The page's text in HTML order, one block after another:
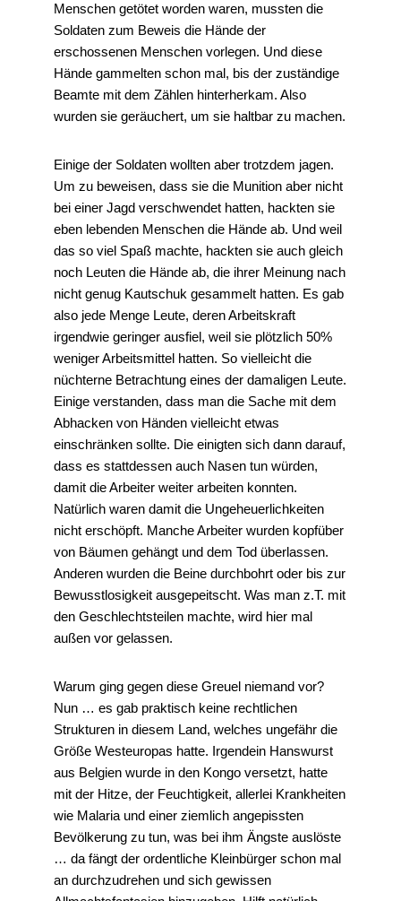
Menschen getötet worden waren, mussten die
Soldaten zum Beweis die Hände der
erschossenen Menschen vorlegen. Und diese
Hände gammelten schon mal, bis der zuständige
Beamte mit dem Zählen hinterherkam. Also
wurden sie geräuchert, um sie haltbar zu machen.
Einige der Soldaten wollten aber trotzdem jagen.
Um zu beweisen, dass sie die Munition aber nicht
bei einer Jagd verschwendet hatten, hackten sie
eben lebenden Menschen die Hände ab. Und weil
das so viel Spaß machte, hackten sie auch gleich
noch Leuten die Hände ab, die ihrer Meinung nach
nicht genug Kautschuk gesammelt hatten. Es gab
also jede Menge Leute, deren Arbeitskraft
irgendwie geringer ausfiel, weil sie plötzlich 50%
weniger Arbeitsmittel hatten. So vielleicht die
nüchterne Betrachtung eines der damaligen Leute.
Einige verstanden, dass man die Sache mit dem
Abhacken von Händen vielleicht etwas
einschränken sollte. Die einigten sich dann darauf,
dass es stattdessen auch Nasen tun würden,
damit die Arbeiter weiter arbeiten konnten.
Natürlich waren damit die Ungeheuerlichkeiten
nicht erschöpft. Manche Arbeiter wurden kopfüber
von Bäumen gehängt und dem Tod überlassen.
Anderen wurden die Beine durchbohrt oder bis zur
Bewusstlosigkeit ausgepeitscht. Was man z.T. mit
den Geschlechtsteilen machte, wird hier mal
außen vor gelassen.
Warum ging gegen diese Greuel niemand vor?
Nun … es gab praktisch keine rechtlichen
Strukturen in diesem Land, welches ungefähr die
Größe Westeuropas hatte. Irgendein Hanswurst
aus Belgien wurde in den Kongo versetzt, hatte
mit der Hitze, der Feuchtigkeit, allerlei Krankheiten
wie Malaria und einer ziemlich angepissten
Bevölkerung zu tun, was bei ihm Ängste auslöste
… da fängt der ordentliche Kleinbürger schon mal
an durchzudrehen und sich gewissen